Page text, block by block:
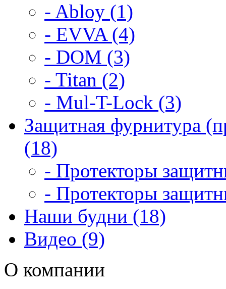
- Abloy (1)
- EVVA (4)
- DOM (3)
- Titan (2)
- Mul-T-Lock (3)
Защитная фурнитура
(18)
- Протекторы
- Протекторы
Наши будни (18)
Видео (9)
О компании